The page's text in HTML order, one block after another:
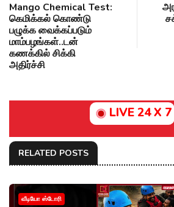
Mango Chemical Test:
கெமிக்கல் கொண்டு
பழுக்க வைக்கப்படும்
மாம்பழங்கள்..டன்
கணக்கில் சிக்கி
அதிர்ச்சி
LIVE 24 X 7
RELATED POSTS
வீடியோ ஸ்டோரி